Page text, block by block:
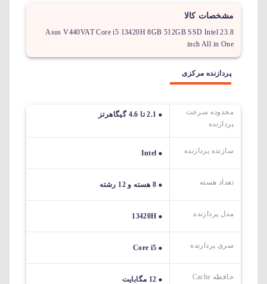
مشخصات کالا
Asus V440VAT Core i5 13420H 8GB 512GB SSD Intel 23.8
inch All in One
پردازنده مرکزی
محدوده سرعت
پردازنده
2.1 تا 4.6 گیگاهرتز
سازنده پردازنده Intel
تعداد هسته 8 هسته و 12 رشته
مدل پردازنده 13420H
سری پردازنده Core i5
حافظه Cache 12 مگابایت